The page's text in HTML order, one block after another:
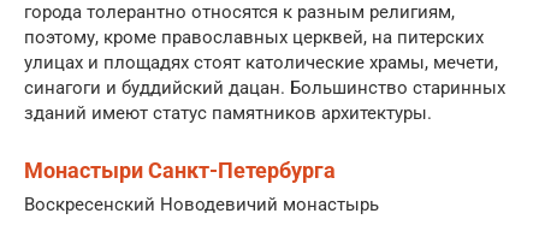
города толерантно относятся к разным религиям,
поэтому, кроме православных церквей, на питерских
улицах и площадях стоят католические храмы, мечети,
синагоги и буддийский дацан. Большинство старинных
зданий имеют статус памятников архитектуры.
Монастыри Санкт-Петербурга
Воскресенский Новодевичий монастырь